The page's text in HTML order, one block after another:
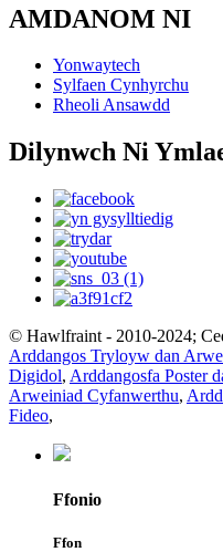
AMDANOM NI
Yonwaytech
Sylfaen Cynhyrchu
Rheoli Ansawdd
Dilynwch Ni
© Hawlfraint - 2010-2024;
Arddangos Tryloyw dan
Digidol, Arddangosfa Poster
Arweiniad Cyfanwerthu,
Fideo,
Ffonio
Ffon